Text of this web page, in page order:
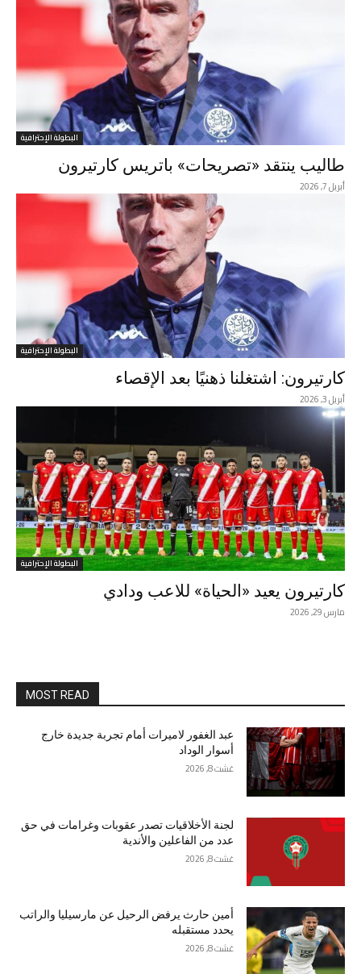
البطولة الإحترافية
طاليب ينتقد «تصريحات» باتريس كارتيرون
أبريل 7, 2026
البطولة الإحترافية
كارتيرون: اشتغلنا ذهنيًا بعد الإقصاء
أبريل 3, 2026
البطولة الإحترافية
كارتيرون يعيد «الحياة» للاعب ودادي
مارس 29, 2026
MOST READ
عبد الغفور لاميرات أمام تجربة جديدة خارج
أسوار الوداد
غشت 8, 2026
لجنة الأخلاقيات تصدر عقوبات وغرامات في حق
عدد من الفاعلين والأندية
غشت 8, 2026
أمين حارث يرفض الرحيل عن مارسيليا والراتب
يحدد مستقبله
غشت 8, 2026